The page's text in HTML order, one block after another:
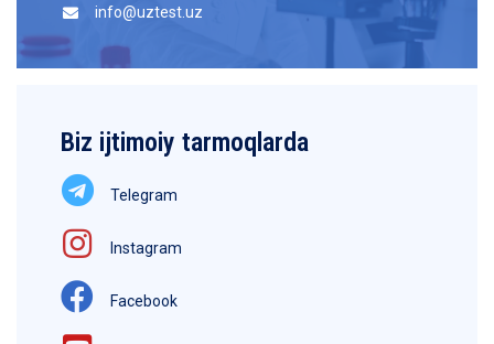
info@uztest.uz
Biz ijtimoiy tarmoqlarda
Telegram
Instagram
Facebook